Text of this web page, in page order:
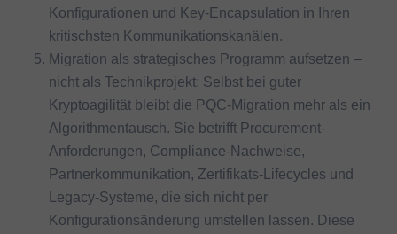
Konfigurationen und Key-Encapsulation in Ihren
kritischsten Kommunikationskanälen.
Migration als strategisches Programm aufsetzen –
nicht als Technikprojekt: Selbst bei guter
Kryptoagilität bleibt die PQC-Migration mehr als ein
Algorithmentausch. Sie betrifft Procurement-
Anforderungen, Compliance-Nachweise,
Partnerkommunikation, Zertifikats-Lifecycles und
Legacy-Systeme, die sich nicht per
Konfigurationsänderung umstellen lassen. Diese